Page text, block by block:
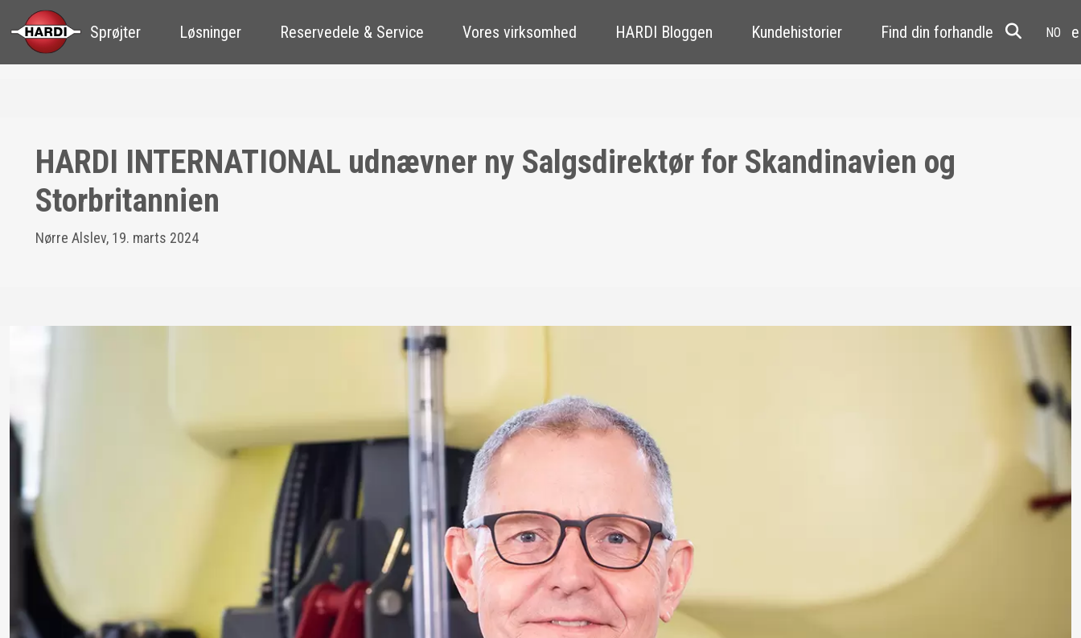
Sprøjter Løsninger Reservedele & Service Vores virksomhed HARDI Bloggen Kundehistorier Find din forhandler Resale
HARDI INTERNATIONAL udnævner ny Salgsdirektør for Skandinavien og
Storbritannien
Nørre Alslev, 19. marts 2024